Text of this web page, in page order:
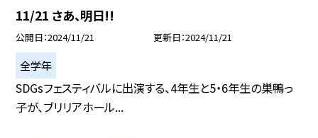
11/21 さあ、明日!!
公開日 2024/11/21 更新日 2024/11/21
全学年
SDGsフェスティバルに出演する、4年生と5・6年生の巣鴨っ
子が、ブリリアホール...